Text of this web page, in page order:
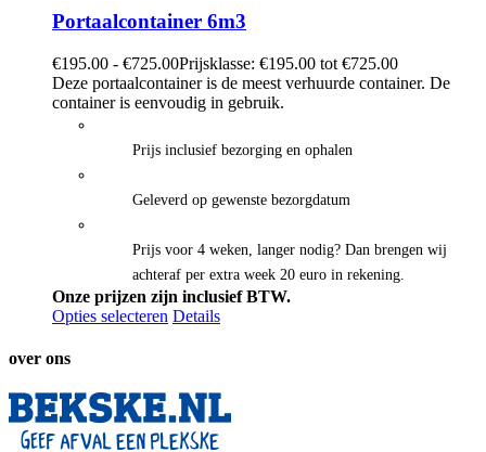
Portaalcontainer 6m3
€195.00 - €725.00Prijsklasse: €195.00 tot €725.00
Deze portaalcontainer is de meest verhuurde container. De
container is eenvoudig in gebruik.
Prijs inclusief bezorging en ophalen
Geleverd op gewenste bezorgdatum
Prijs voor 4 weken, langer nodig? Dan brengen wij
achteraf per extra week 20 euro in rekening.
Onze prijzen zijn inclusief BTW.
Opties selecteren Details
over ons